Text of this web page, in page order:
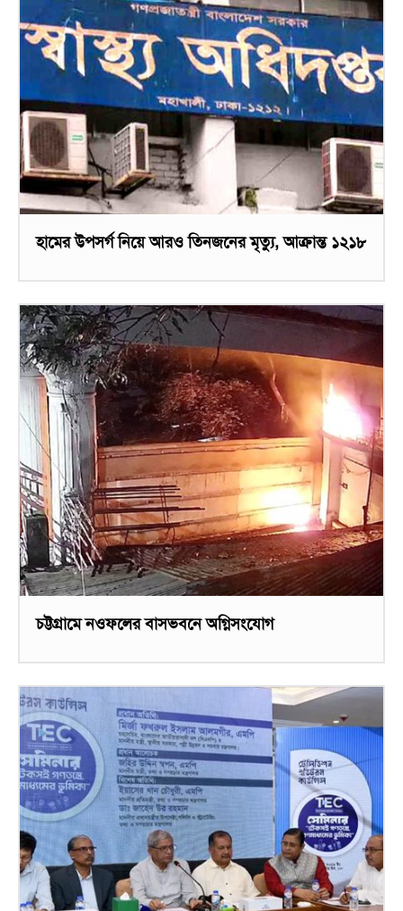
হামের উপসর্গ নিয়ে আরও তিনজনের মৃত্যু, আক্রান্ত ১২১৮
চট্টগ্রামে নওফলের বাসভবনে অগ্নিসংযোগ